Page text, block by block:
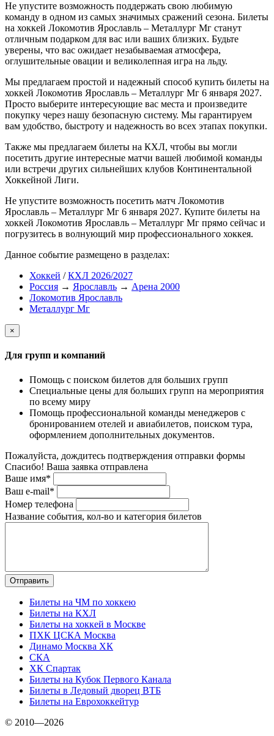
Не упустите возможность поддержать свою любимую
команду в одном из самых значимых сражений сезона. Билеты
на хоккей Локомотив Ярославль – Металлург Мг станут
отличным подарком для вас или ваших близких. Будьте
уверены, что вас ожидает незабываемая атмосфера,
оглушительные овации и великолепная игра на льду.
Мы предлагаем простой и надежный способ купить билеты на
хоккей Локомотив Ярославль – Металлург Мг 6 января 2027.
Просто выберите интересующие вас места и произведите
покупку через нашу безопасную систему. Мы гарантируем
вам удобство, быстроту и надежность во всех этапах покупки.
Также мы предлагаем билеты на КХЛ, чтобы вы могли
посетить другие интересные матчи вашей любимой команды
или встречи других сильнейших клубов Континентальной
Хоккейной Лиги.
Не упустите возможность посетить матч Локомотив
Ярославль – Металлург Мг 6 января 2027. Купите билеты на
хоккей Локомотив Ярославль – Металлург Мг прямо сейчас и
погрузитесь в волнующий мир профессионального хоккея.
Данное событие размещено в разделах:
Хоккей /КХЛ 2026/2027
Россия → Ярославль → Арена 2000
Локомотив Ярославль
Металлург Мг
×
Для групп и компаний
Помощь с поиском билетов для больших групп
Специальные цены для больших групп на мероприятия
по всему миру
Помощь профессиональной команды менеджеров с
бронированием отелей и авиабилетов, поиском тура,
оформлением дополнительных документов.
Пожалуйста, дождитесь подтверждения отправки формы
Спасибо! Ваша заявка отправлена
Ваше имя*
Ваш e-mail*
Номер телефона
Название события, кол-во и категория билетов
Билеты на ЧМ по хоккею
Билеты на КХЛ
Билеты на хоккей в Москве
ПХК ЦСКА Москва
Динамо Москва ХК
СКА
ХК Спартак
Билеты на Кубок Первого Канала
Билеты в Ледовый дворец ВТБ
Билеты на Еврохоккейтур
© 2010—2026